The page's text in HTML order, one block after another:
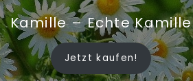
Kamille – Echte Kamille
Jetzt kaufen!